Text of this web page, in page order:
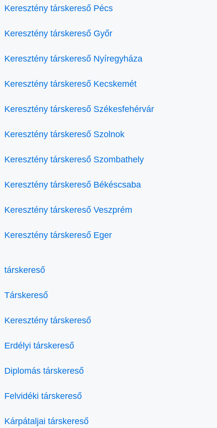
Keresztény társkereső Pécs
Keresztény társkereső Győr
Keresztény társkereső Nyíregyháza
Keresztény társkereső Kecskemét
Keresztény társkereső Székesfehérvár
Keresztény társkereső Szolnok
Keresztény társkereső Szombathely
Keresztény társkereső Békéscsaba
Keresztény társkereső Veszprém
Keresztény társkereső Eger
társkereső
Társkereső
Keresztény társkereső
Erdélyi társkereső
Diplomás társkereső
Felvidéki társkereső
Kárpátaljai társkereső